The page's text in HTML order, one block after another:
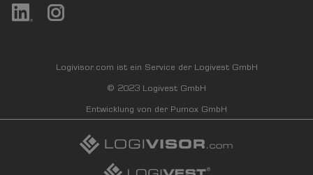
WIRTSCHAFTSKRAFT(STAND: 2018)
BRUTTOINLANDSPRODUKT
(LANDKREIS / KREISFREIE STADT)
Logivisor.com ist ein Service der Logivest GmbH
© 2023 Logivest GmbH
Entwicklung von der Pumox GmbH